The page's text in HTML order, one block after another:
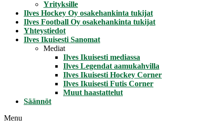
Yrityksille
Ilves Hockey Oy osakehankinta tukijat
Ilves Football Oy osakehankinta tukijat
Yhteystiedot
Ilves Ikuisesti Sanomat
Mediat
Ilves Ikuisesti mediassa
Ilves Legendat aamukahvilla
Ilves Ikuisesti Hockey Corner
Ilves Ikuisesti Futis Corner
Muut haastattelut
Säännöt
Menu